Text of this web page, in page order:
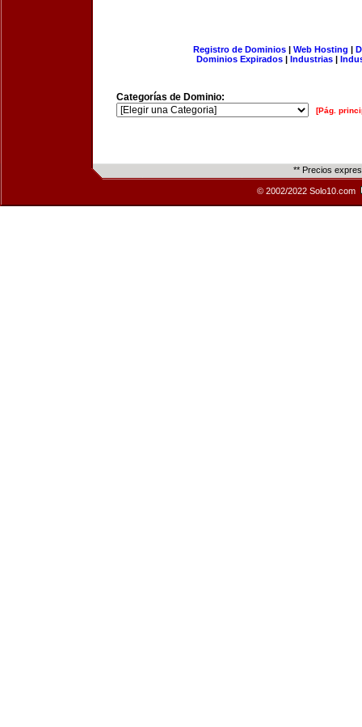
Registro de Dominios| Web Hosting |
Dominios Expirados | Industrias |
Categorías de Dominio:
[Pág.
** Precios
© 2002/2022 Solo10.com